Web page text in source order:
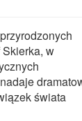
w
świata